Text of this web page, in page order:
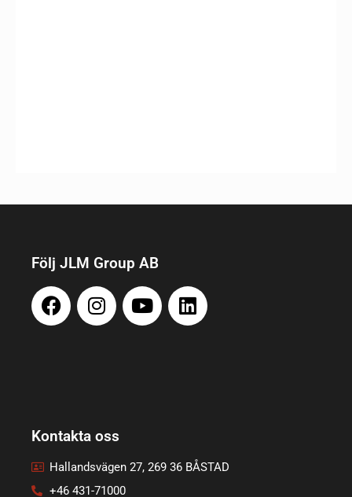
Följ JLM Group AB
Kontakta oss
Hallandsvägen 27, 269 36 BÅSTAD
+46 431-71000